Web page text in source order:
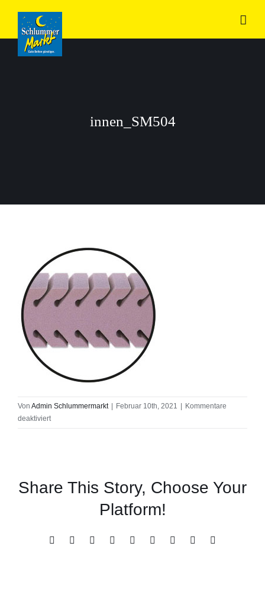
Inhalt
springen
innen_SM504
Von Admin Schlummermarkt Februar 10th, 2021
Kommentare
deaktiviertfür
Share This Story, Choose Your
Platform!
Facebook
X RedditLinkedInWhatsApp
TumblrPinterest
Vk
E-